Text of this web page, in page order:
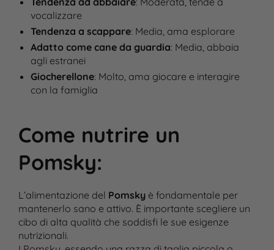
vocalizzare
Tendenza a scappare: Media, ama esplorare
Adatto come cane da guardia: Media, abbaia
agli estranei
Giocherellone: Molto, ama giocare e interagire
con la famiglia
Come nutrire un
Pomsky:
L’alimentazione del Pomskyè fondamentale per
mantenerlo sano e attivo. È importante scegliere un
cibo di alta qualità che soddisfi le sue esigenze
nutrizionali.